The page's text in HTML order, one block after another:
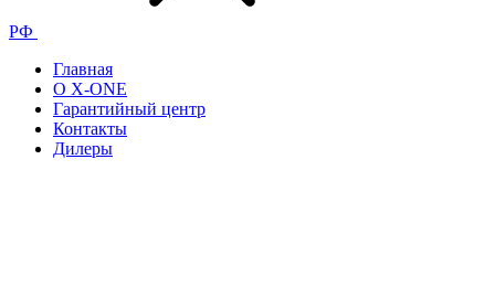
РФ
Главная
О X-ONE
Гарантийный центр
Контакты
Дилеры